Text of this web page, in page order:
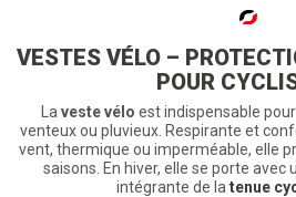
VESTES VÉLO –
POUR
La veste vélo est indispensable
venteux ou pluvieux. Respirante et
vent, thermique ou imperméable, elle
saisons. En hiver, elle se porte avec
intégrante de la tenue